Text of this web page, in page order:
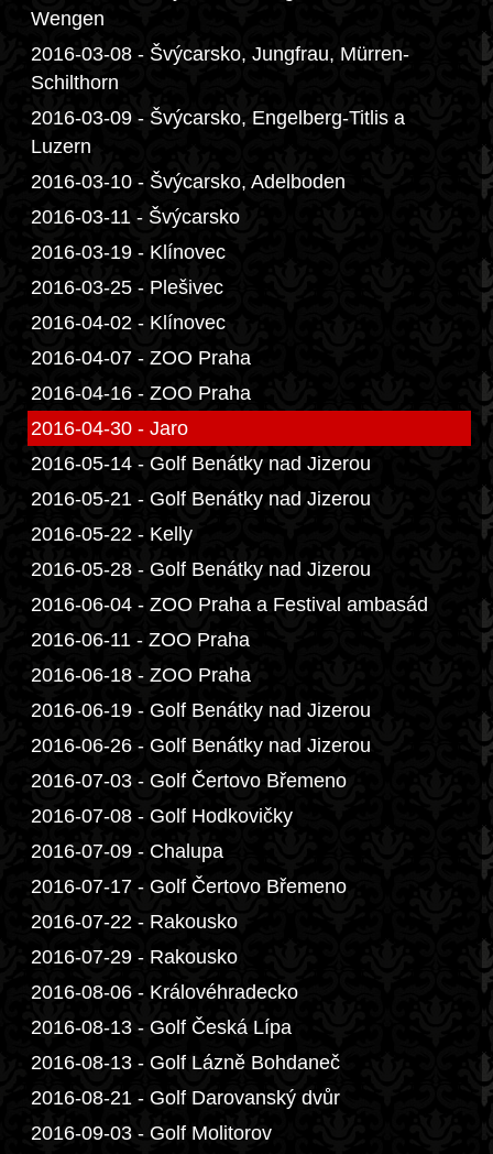
Wengen
2016-03-08 - Švýcarsko, Jungfrau, Mürren-
Schilthorn
2016-03-09 - Švýcarsko, Engelberg-Titlis a
Luzern
2016-03-10 - Švýcarsko, Adelboden
2016-03-11 - Švýcarsko
2016-03-19 - Klínovec
2016-03-25 - Plešivec
2016-04-02 - Klínovec
2016-04-07 - ZOO Praha
2016-04-16 - ZOO Praha
2016-04-30 - Jaro
2016-05-14 - Golf Benátky nad Jizerou
2016-05-21 - Golf Benátky nad Jizerou
2016-05-22 - Kelly
2016-05-28 - Golf Benátky nad Jizerou
2016-06-04 - ZOO Praha a Festival ambasád
2016-06-11 - ZOO Praha
2016-06-18 - ZOO Praha
2016-06-19 - Golf Benátky nad Jizerou
2016-06-26 - Golf Benátky nad Jizerou
2016-07-03 - Golf Čertovo Břemeno
2016-07-08 - Golf Hodkovičky
2016-07-09 - Chalupa
2016-07-17 - Golf Čertovo Břemeno
2016-07-22 - Rakousko
2016-07-29 - Rakousko
2016-08-06 - Královéhradecko
2016-08-13 - Golf Česká Lípa
2016-08-13 - Golf Lázně Bohdaneč
2016-08-21 - Golf Darovanský dvůr
2016-09-03 - Golf Molitorov